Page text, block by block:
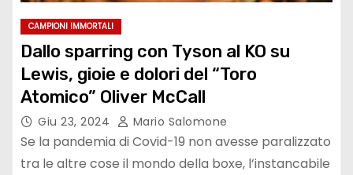
CAMPIONI IMMORTALI
Dallo sparring con Tyson al KO su
Lewis, gioie e dolori del “Toro
Atomico” Oliver McCall
Giu 23, 2024 Mario Salomone
Se la pandemia di Covid-19 non avesse paralizzato
tra le altre cose il mondo della boxe, l’instancabile